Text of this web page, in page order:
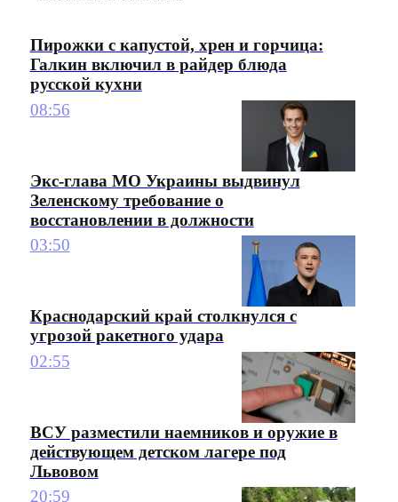
Пирожки с капустой, хрен и горчица:
Галкин включил в райдер блюда
русской кухни
08:56
Экс-глава МО Украины выдвинул
Зеленскому требование о
восстановлении в должности
03:50
Краснодарский край столкнулся с
угрозой ракетного удара
02:55
ВСУ разместили наемников и оружие в
действующем детском лагере под
Львовом
20:59